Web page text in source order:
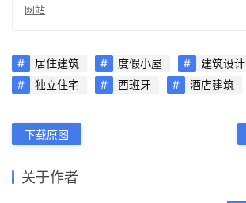
网站
居住建筑 度假小屋
建筑设计
独立住宅
西班牙 酒店建筑
下载原图
关于作者